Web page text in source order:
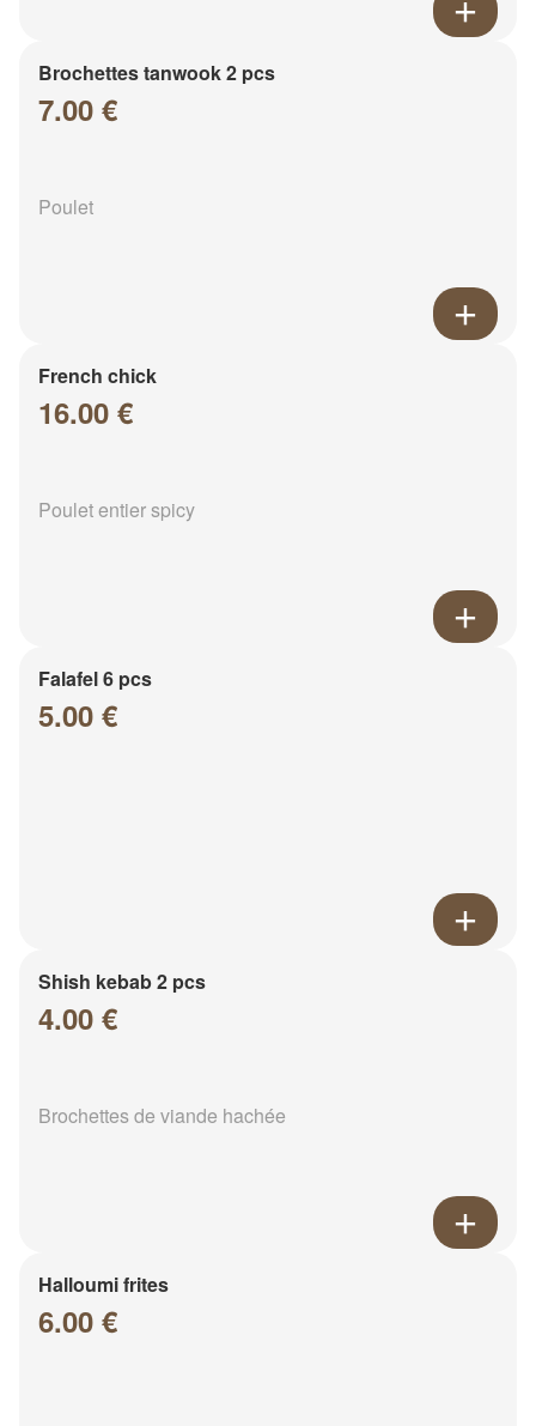
Brochettes tanwook 2 pcs
7.00 €
Poulet
French chick
16.00 €
Poulet entier spicy
Falafel 6 pcs
5.00 €
Shish kebab 2 pcs
4.00 €
Brochettes de viande hachée
Halloumi frites
6.00 €